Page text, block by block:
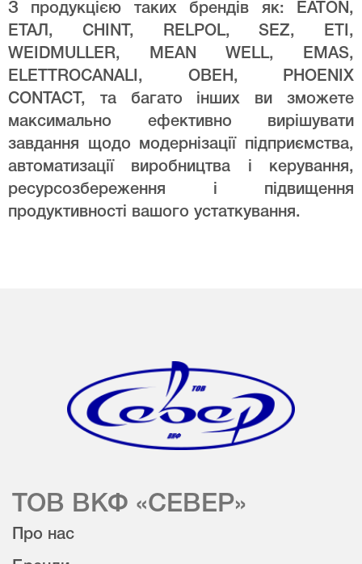
З продукцією таких брендів як: EATON,
ЕТАЛ, CHINT, RELPOL, SEZ, ETI,
WEIDMULLER, MEAN WELL, EMAS,
ELETTROCANALI, ОВЕН, PHOENIX
CONTACT, та багато інших ви зможете
максимально ефективно вирішувати
завдання щодо модернізації підприємства,
автоматизації виробництва і керування,
ресурсозбереження і підвищення
продуктивності вашого устаткування.
ТОВ ВКФ «СЕВЕР»
Про нас